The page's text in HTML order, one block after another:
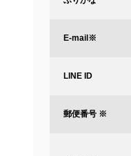
E-mail ※
LINE ID
郵便番号 ※